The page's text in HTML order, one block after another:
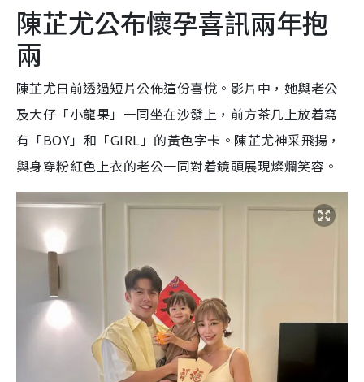
陳芷尤公布懷孕喜訊兩年抱
兩
陳芷尤日前透過短片公佈這份喜悅。影片中，她與老公
及大仔「小龍果」一同坐在沙發上，前方茶几上放着寫
有「BOY」和「GIRL」的黃色字卡。陳芷尤神采飛揚，
與身穿粉紅色上衣的老公一同對着鏡頭展現燦爛笑容。